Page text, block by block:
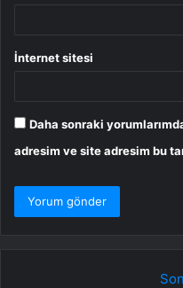
İnternet sitesi
Daha sonraki
adresim ve site adresim bu